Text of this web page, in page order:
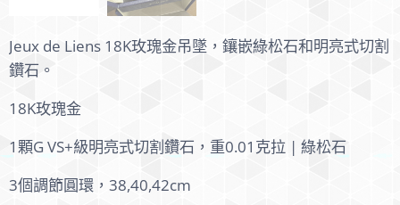
Jeux de Liens 18K玫瑰金吊墜，鑲嵌綠松石和明亮式切割
鑽石。
18K玫瑰金
1顆G VS+級明亮式切割鑽石，重0.01克拉 | 綠松石
3個調節圓環，38,40,42cm